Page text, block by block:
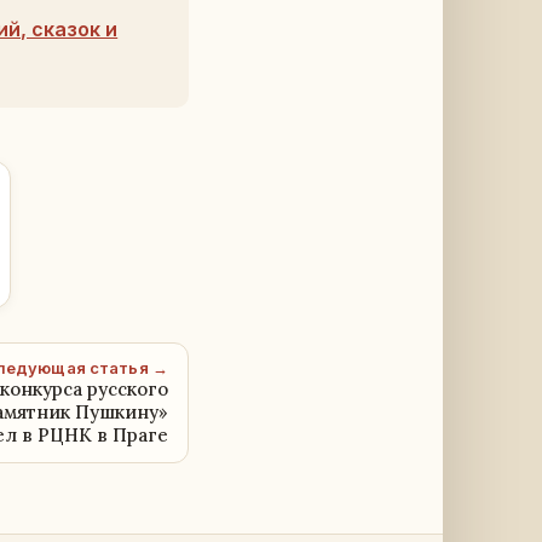
сказок и
статья →
русского
Пушкину»
в РЦНК в Праге